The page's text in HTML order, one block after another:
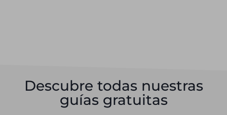
Descubre todas nuestras
guías gratuitas